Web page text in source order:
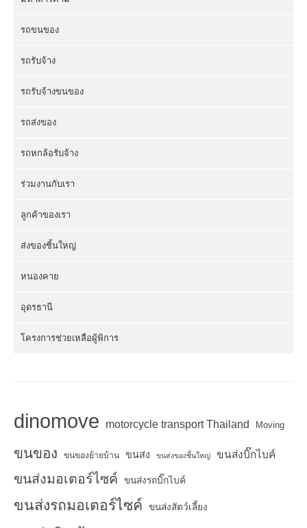
รถขนของ
รถรับจ้าง
รถรับจ้างขนของ
รถส่งของ
รถหกล้อรับจ้าง
ร่วมงานกับเรา
ลูกค้าของเรา
ส่งของชิ้นใหญ่
หนองคาย
อุดรธานี
โครงการช่วยเหลือผู้พิการ
dinomove motorcycle transport Thailand Moving
ขนของ ขนของย้ายบ้าน ขนส่ง ขนส่งของชิ้นใหญ่ ขนส่งบิ๊กไบค์
ขนส่งมอเตอร์ไซค์ ขนส่งรถบิ๊กไบค์
ขนส่งรถมอเตอร์ไซค์ ขนส่งสัตว์เลี้ยง